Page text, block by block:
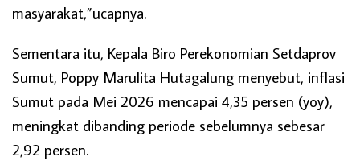
masyarakat,”ucapnya.
Sementara itu, Kepala Biro Perekonomian Setdaprov
Sumut, Poppy Marulita Hutagalung menyebut, inflasi
Sumut pada Mei 2026 mencapai 4,35 persen (yoy),
meningkat dibanding periode sebelumnya sebesar
2,92 persen.